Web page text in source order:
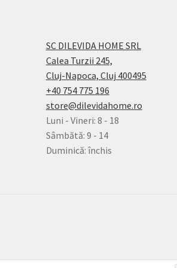
SC DILEVIDA HOME SRL
Calea Turzii 245,
Cluj-Napoca, Cluj 400495
+40 754 775 196
store@dilevidahome.ro
Luni - Vineri: 8 - 18
Sâmbătă: 9 - 14
Duminică: închis